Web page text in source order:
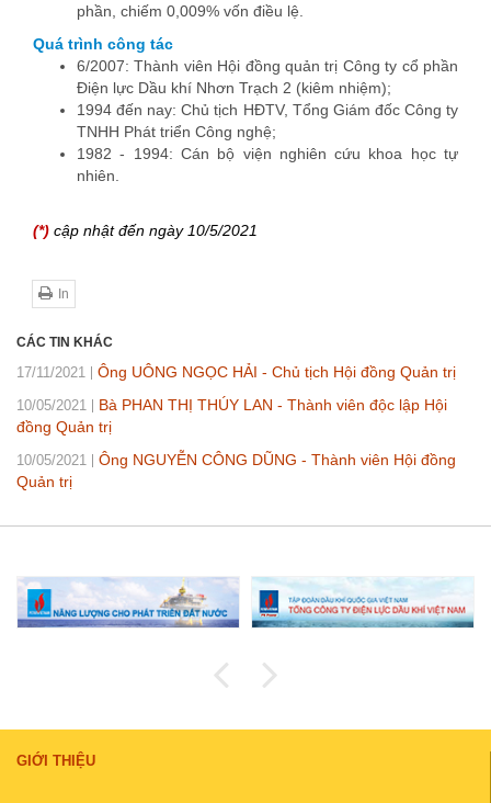
phần, chiếm 0,009% vốn điều lệ.
Quá trình công tác
6/2007: Thành viên Hội đồng quản trị Công ty cổ phần
Điện lực Dầu khí Nhơn Trạch 2 (kiêm nhiệm);
1994 đến nay: Chủ tịch HĐTV, Tổng Giám đốc Công ty
TNHH Phát triển Công nghệ;
1982 - 1994: Cán bộ viện nghiên cứu khoa học tự
nhiên.
(*) cập nhật đến ngày 10/5/2021
In
CÁC TIN KHÁC
17/11/2021 Ông UÔNG NGỌC HẢI - Chủ tịch Hội đồng Quản trị
10/05/2021
Bà PHAN THỊ THÚY LAN - Thành viên độc lập Hội
đồng Quản trị
10/05/2021
Ông NGUYỄN CÔNG DŨNG - Thành viên Hội đồng
Quản trị
GIỚI THIỆU